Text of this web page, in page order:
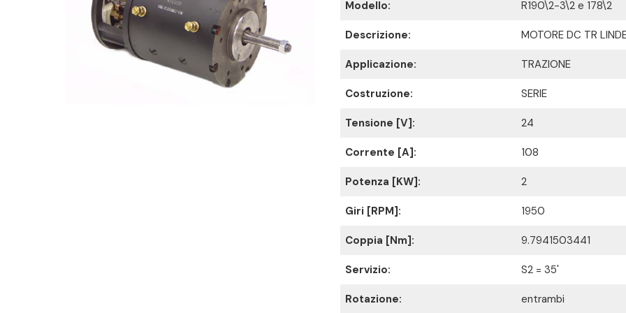
Modello: R190\2-3\2 e 178\2
Descrizione: MOTORE DC TR
Applicazione: TRAZIONE
Costruzione: SERIE
Tensione [V]: 24
Corrente [A]: 108
Potenza [KW]: 2
Giri [RPM]: 1950
Coppia [Nm]: 9.7941503441
Servizio: S2 = 35'
Rotazione: entrambi